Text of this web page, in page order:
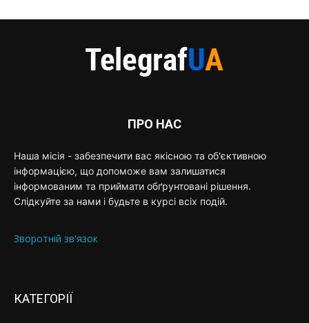
ПРО НАС
Наша місія - забезпечити вас якісною та об'єктивною
інформацією, що допоможе вам залишатися
інформованим та приймати обґрунтовані рішення.
Слідкуйте за нами і будьте в курсі всіх подій.
Зворотній зв'язок
КАТЕГОРІЇ